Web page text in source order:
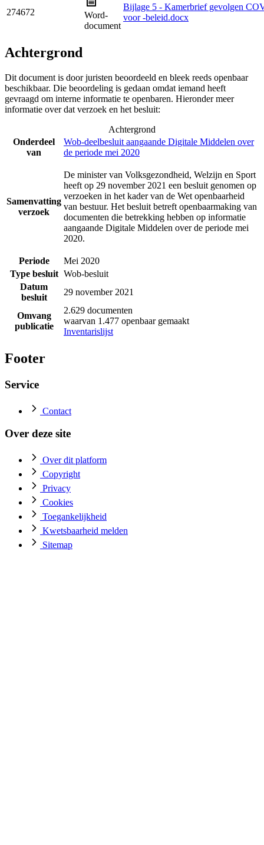
274672
Word-
document
Bijlage 5 - Kamerbrief gevolgen
voor -beleid.docx
Achtergrond
Dit document is door juristen beoordeeld en bleek reeds openbaar
beschikbaar. Die beoordeling is gedaan omdat iemand heeft
gevraagd om interne informatie te openbaren. Hieronder meer
informatie over dat verzoek en het besluit:
Achtergrond
Onderdeel
van
Wob-deelbesluit aangaande Digitale Middelen over
de periode mei 2020
Samenvatting
verzoek
De minister van Volksgezondheid, Welzijn en Sport
heeft op 29 november 2021 een besluit genomen op
verzoeken in het kader van de Wet openbaarheid
van bestuur. Het besluit betreft openbaarmaking van
documenten die betrekking hebben op informatie
aangaande Digitale Middelen over de periode mei
2020.
Periode
Mei 2020
Type besluit Wob-besluit
Datum
besluit
29 november 2021
Omvang
publicatie
2.629 documenten
waarvan 1.477 openbaar gemaakt
Inventarislijst
Footer
Service
Contact
Over deze site
Over dit platform
Copyright
Privacy
Cookies
Toegankelijkheid
Kwetsbaarheid melden
Sitemap